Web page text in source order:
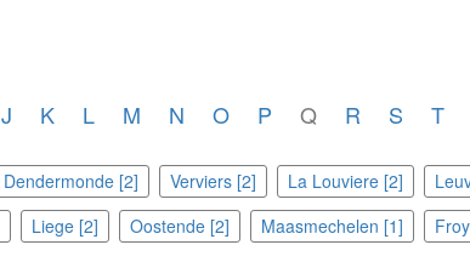
J K L M N O P Q R S T
Dendermonde [2] Verviers [2] La Louviere [2]
Liege [2] Oostende [2] Maasmechelen [1]